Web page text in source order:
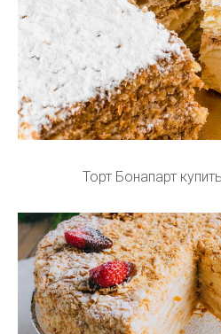
Торт Бонапарт